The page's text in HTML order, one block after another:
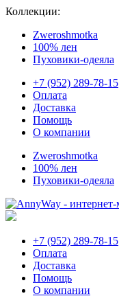
Коллекции:
Zweroshmotka
100% лен
Пуховики-одеяла
+7 (952) 289-78-15
Оплата
Доставка
Помощь
О компании
Zweroshmotka
100% лен
Пуховики-одеяла
+7 (952) 289-78-15
Оплата
Доставка
Помощь
О компании